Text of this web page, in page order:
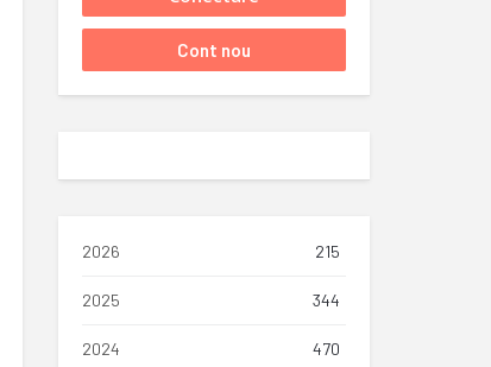
2026 215
2025 344
2024 470